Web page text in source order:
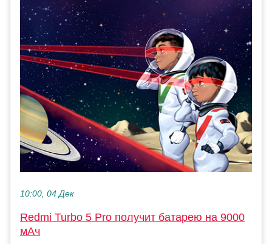
10:00, 04 Дек
Redmi Turbo 5 Pro получит батарею на 9000
мАч